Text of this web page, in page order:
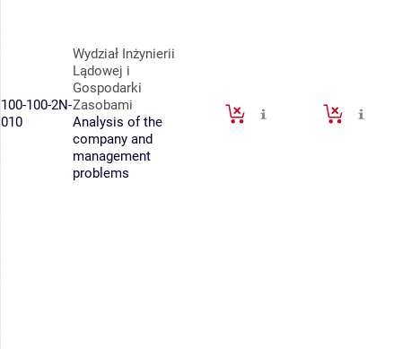
100-100-2N-
010
Wydział Inżynierii
Lądowej i
Gospodarki
Zasobami
Analysis of the
company and
management
problems